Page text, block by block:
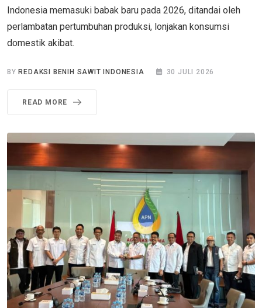
Indonesia memasuki babak baru pada 2026, ditandai oleh
perlambatan pertumbuhan produksi, lonjakan konsumsi
domestik akibat.
BYREDAKSI BENIH SAWIT INDONESIA 30 JULI 2026
READ MORE